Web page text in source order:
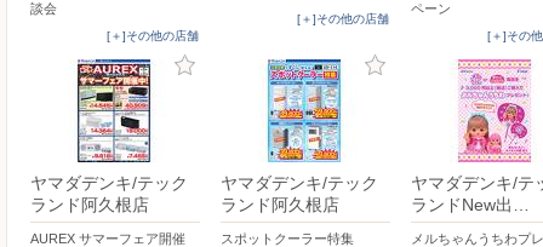
談会
[＋]その他の店舗
[＋]その他の店舗
ペーン
[＋]その
ヤマダデンキ/テック
ランド阿久根店
AUREX サマーフェア開催
ヤマダデンキ/テック
ランド阿久根店
スポットクーラー特集
ヤマダデンキ/テ
ランドNew出…
メルちゃんうちわプ